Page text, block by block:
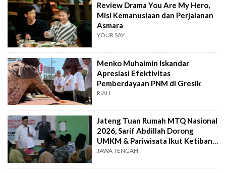
Review Drama You Are My Hero,
Misi Kemanusiaan dan Perjalanan
Asmara
YOUR SAY
Menko Muhaimin Iskandar
Apresiasi Efektivitas
Pemberdayaan PNM di Gresik
RIAU
Jateng Tuan Rumah MTQ Nasional
2026, Sarif Abdillah Dorong
UMKM & Pariwisata Ikut Ketiban
Berkah
JAWA TENGAH